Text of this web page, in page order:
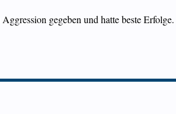
gegeben und hatte beste Erfolge.